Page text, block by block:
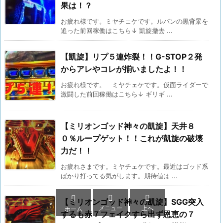
果は！？
お疲れ様です。ミヤチェケです。ルパンの黒背景を
追った前回稼働はこちら↓ 凱旋撤去 ...
【凱旋】リプ５連炸裂！！G-STOP２発
からアレやコレが揃いましたよ！！
お疲れ様です。 ミヤチェケです。仮面ライダーで
激闘した前回稼働はこちら↓ ギリギ ...
【ミリオンゴッド神々の凱旋】天井８
０％ループゲット！！これが凱旋の破壊
力だ！！
お疲れさまです。ミヤチェケです。最近はゴッド系
ばかり打ってる気がします。期待値は ...
【ミリオンゴッド神々の凱旋】SGG突入
するも赤７フェイクすら出ず恩恵の７

ホーム

メニュー

上へ